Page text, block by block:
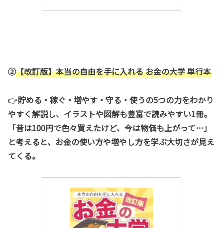
②【改訂版】本当の自由を手に入れる お金の大学 単行本
👉貯める・稼ぐ・増やす・守る・使うの5つの力をわかり
やすく解説し、イラストや図解も豊富で読みやすい1冊。
「昔は100円で色々買えたけど、今は物価も上がって…」
と考えると、お金の使い方や増やし方を学ぶ大切さが見え
てくる。